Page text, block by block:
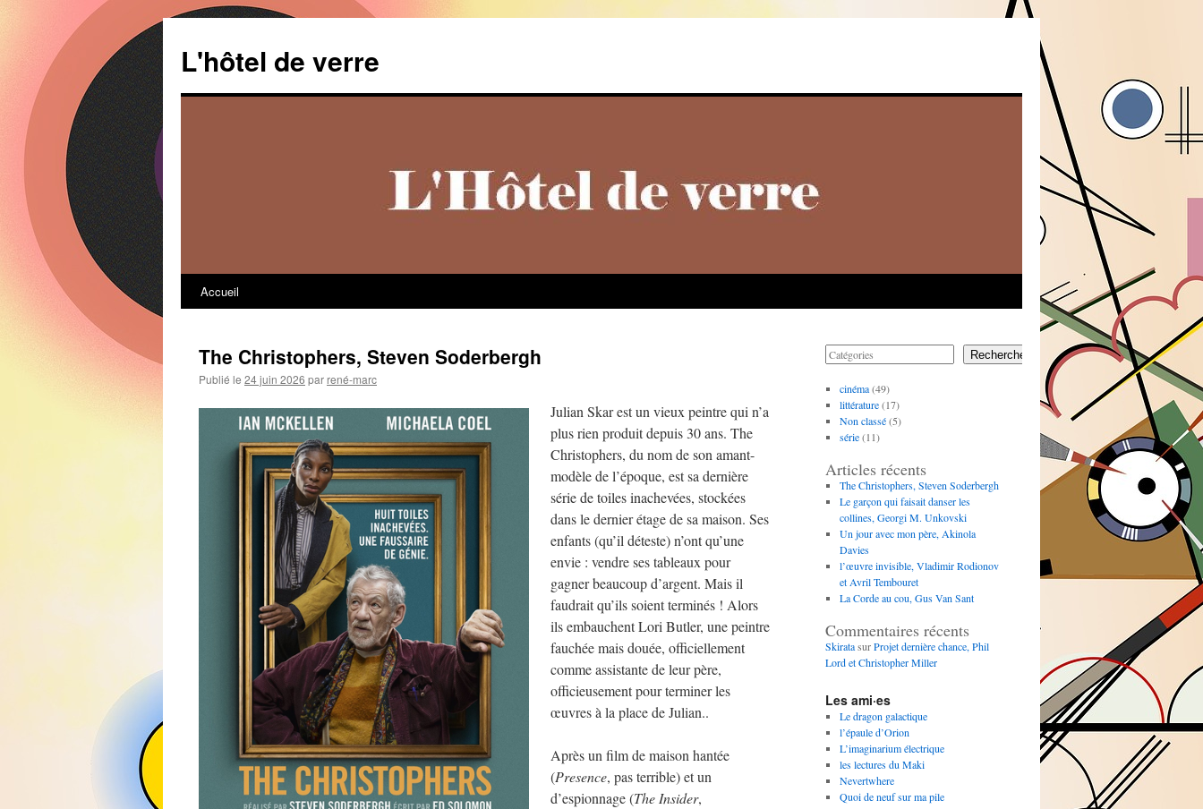
contenu
L'hôtel de verre
Accueil
The Christophers, Steven Soderbergh
Publié le 24 juin 2026 par rené-marc
Julian Skar est un vieux peintre qui n’a
plus rien produit depuis 30 ans. The
Christophers, du nom de son amant-
modèle de l’époque, est sa dernière
série de toiles inachevées, stockées
dans le dernier étage de sa maison. Ses
enfants (qu’il déteste) n’ont qu’une
envie : vendre ses tableaux pour
gagner beaucoup d’argent. Mais il
faudrait qu’ils soient terminés ! Alors
ils embauchent Lori Butler, une peintre
fauchée mais douée, officiellement
comme assistante de leur père,
officieusement pour terminer les
œuvres à la place de Julian..
Après un film de maison hantée
(Presence, pas terrible) et un
d’espionnage (The Insider,
Rechercher
cinéma(49)
littérature(17)
Non classé(5)
série(11)
Articles récents
The Christophers, Steven Soderbergh
Le garçon qui faisait danser les
collines, Georgi M. Unkovski
Un jour avec mon père, Akinola
Davies
l’œuvre invisible, Vladimir Rodionov
et Avril Tembouret
La Corde au cou, Gus Van Sant
Commentaires récents
SkiratasurProjet dernière chance, Phil
Lord et Christopher Miller
Les ami·es
Le dragon galactique
l’épaule d’Orion
L’imaginarium électrique
les lectures du Maki
Nevertwhere
Quoi de neuf sur ma pile